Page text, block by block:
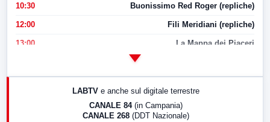
10:30 Buonissimo Red Roger (repliche)
12:00 Fili Meridiani (repliche)
13:00 La Mappa dei Piaceri
17:00 LabNews (replica)
LABTV e anche sul digitale terrestre
CANALE 84 (in Campania)
CANALE 268 (DDT Nazionale)